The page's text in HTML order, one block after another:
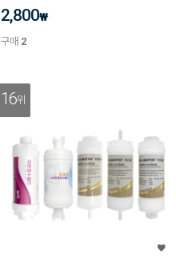
2,800₩
구매 2
16위